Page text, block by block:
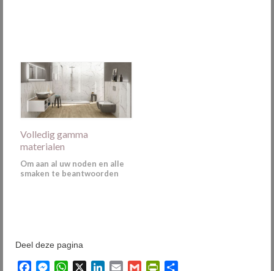
Volledig gamma
materialen
Om aan al uw noden en alle
smaken te beantwoorden
Deel deze pagina
FacebookMessenger
WhatsAppLinkedIn
Email Gmail PrintFriendly